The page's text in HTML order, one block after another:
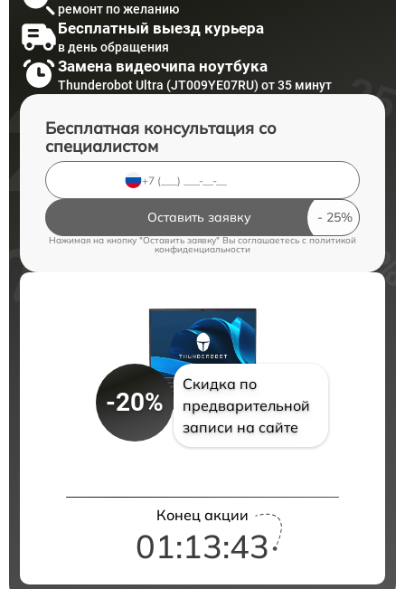
ремонт по желанию
Бесплатный выезд курьера
в день обращения
Замена видеочипа ноутбука
Thunderobot Ultra (JT009YE07RU) от 35 минут
Бесплатная консультация со
специалистом
Оставить заявку
Нажимая на кнопку "Оставить заявку" Вы соглашаетесь cполитикой
конфиденциальности
-20%
Скидка по
предварительной
записи на сайте
Конец акции
01:13:42